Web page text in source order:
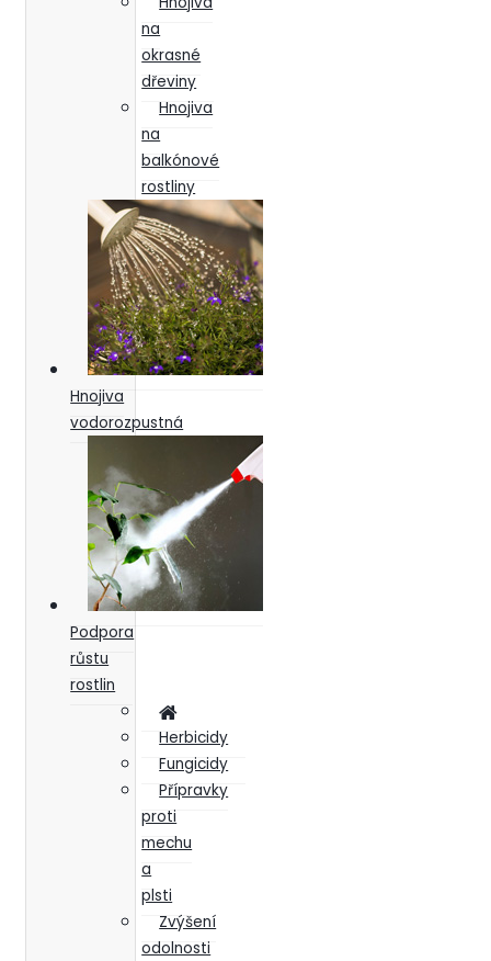
na
okrasné
dřeviny
Hnojiva
na
balkónové
rostliny
Hnojiva
vodorozpustná
Podpora
růstu
rostlin
Herbicidy
Fungicidy
Přípravky
proti
mechu
a
plsti
Zvýšení
odolnosti